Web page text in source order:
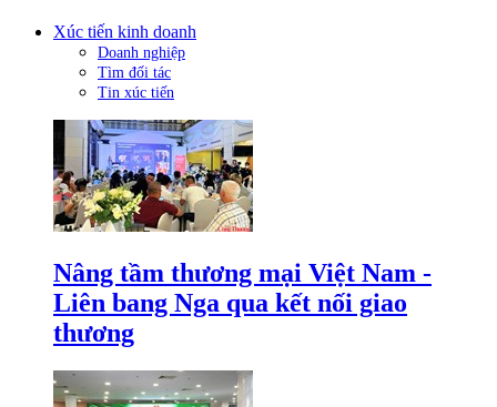
Xúc tiến kinh doanh
Doanh nghiệp
Tìm đối tác
Tin xúc tiến
Nâng tầm thương mại Việt Nam -
Liên bang Nga qua kết nối giao
thương